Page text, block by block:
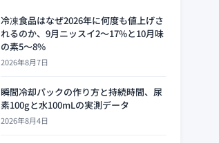
冷凍食品はなぜ2026年に何度も値上げさ
れるのか、9月ニッスイ2〜17%と10月味
の素5〜8%
2026年8月7日
瞬間冷却パックの作り方と持続時間、尿
素100gと水100mLの実測データ
2026年8月4日